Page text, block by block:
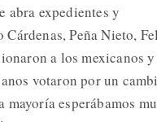
abra expedientes y
Peña Nieto,
a los mexicanos y
votaron por un
esperábamos